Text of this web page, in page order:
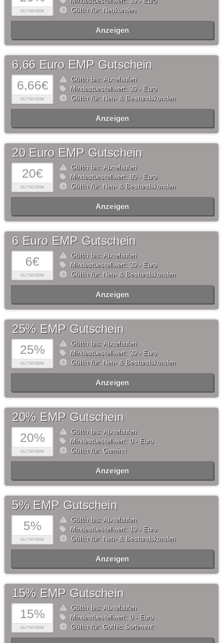
GUTSCHEIN
Gültig für: Neukunden
Anzeigen
6,66€
GUTSCHEIN
6,66 Euro EMP Gutschein
Gültig bis: Abgelaufen
Mindestbestellwert: 39,- Euro
Gültig für: Neu- & Bestandskunden
Anzeigen
20€
GUTSCHEIN
20 Euro EMP Gutschein
Gültig bis: Abgelaufen
Mindestbestellwert: 80,- Euro
Gültig für: Neu- & Bestandskunden
Anzeigen
6€
GUTSCHEIN
6 Euro EMP Gutschein
Gültig bis: Abgelaufen
Mindestbestellwert: 39,- Euro
Gültig für: Neu- & Bestandskunden
Anzeigen
25%
GUTSCHEIN
25% EMP Gutschein
Gültig bis: Abgelaufen
Mindestbestellwert: 39,- Euro
Gültig für: Neu- & Bestandskunden
Anzeigen
20%
GUTSCHEIN
20% EMP Gutschein
Gültig bis: Abgelaufen
Mindestbestellwert: 0,- Euro
Gültig für: Gaming
Anzeigen
5%
GUTSCHEIN
5% EMP Gutschein
Gültig bis: Abgelaufen
Mindestbestellwert: 19,- Euro
Gültig für: Neu- & Bestandskunden
Anzeigen
15%
GUTSCHEIN
15% EMP Gutschein
Gültig bis: Abgelaufen
Mindestbestellwert: 0,- Euro
Gültig für: Gothic Sortiment